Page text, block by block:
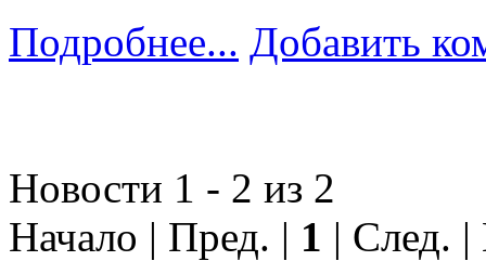
Подробнее... Добавить
Новости 1 - 2 из 2
Начало | Пред. | 1 | След.